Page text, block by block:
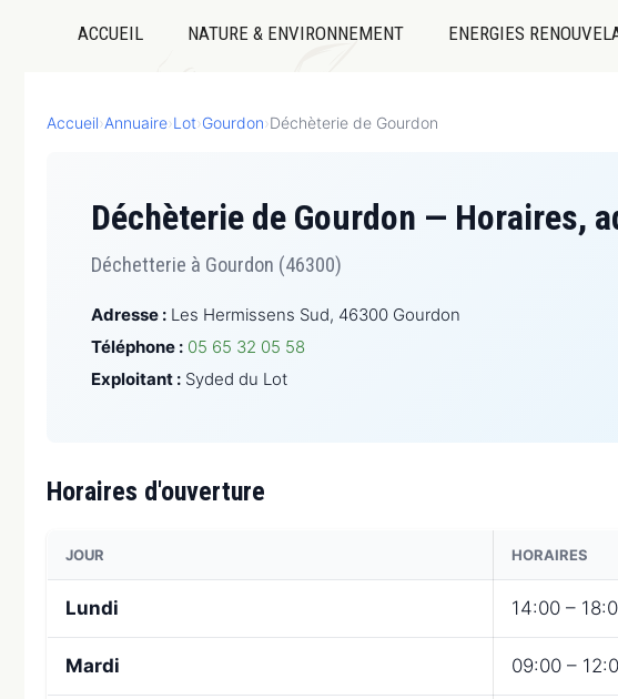
ACCUEIL NATURE & ENVIRONNEMENT ENERGIES
Accueil›Annuaire›Lot›Gourdon›Déchèterie de Gourdon
Déchèterie de Gourdon — Horaires,
Déchetterie à Gourdon (46300)
Adresse : Les Hermissens Sud, 46300 Gourdon
Téléphone : 05 65 32 05 58
Exploitant : Syded du Lot
Horaires d'ouverture
JOUR HORAIRES
Lundi 14:00 –
Mardi 09:00 –